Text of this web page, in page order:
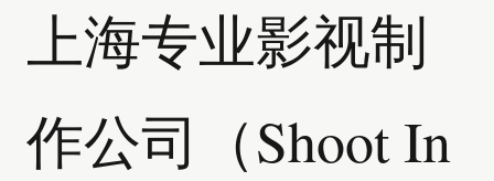
上海专业影视制
作公司（Shoot In